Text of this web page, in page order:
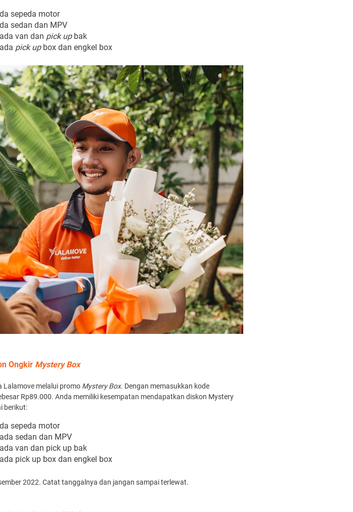
sepeda motor
sedan dan MPV
van dan pick upbak
pick upbox dan engkel box
Ongkir Mystery Box
Lalamove melalui promo Mystery Box. Dengan memasukkan kode
Rp89.000. Anda memiliki kesempatan mendapatkan diskon Mystery
berikut:
sepeda motor
sedan dan MPV
van dan pick up bak
pick up box dan engkel box
2022. Catat tanggalnya dan jangan sampai terlewat.